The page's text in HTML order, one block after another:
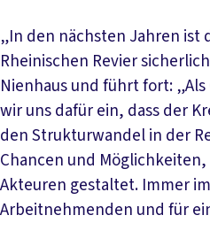
„In den nächsten Jahren
Rheinischen Revier
Nienhaus und führt fort:
wir uns dafür ein, dass der
den Strukturwandel in der
Chancen und
Akteuren gestaltet. Immer
Arbeitnehmenden und für